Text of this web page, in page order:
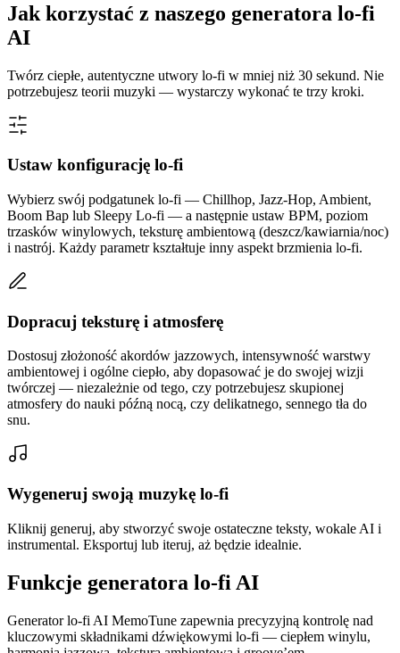
Jak korzystać z naszego generatora lo-fi
AI
Twórz ciepłe, autentyczne utwory lo-fi w mniej niż 30 sekund. Nie
potrzebujesz teorii muzyki — wystarczy wykonać te trzy kroki.
Ustaw konfigurację lo-fi
Wybierz swój podgatunek lo-fi — Chillhop, Jazz-Hop, Ambient,
Boom Bap lub Sleepy Lo-fi — a następnie ustaw BPM, poziom
trzasków winylowych, teksturę ambientową (deszcz/kawiarnia/noc)
i nastrój. Każdy parametr kształtuje inny aspekt brzmienia lo-fi.
Dopracuj teksturę i atmosferę
Dostosuj złożoność akordów jazzowych, intensywność warstwy
ambientowej i ogólne ciepło, aby dopasować je do swojej wizji
twórczej — niezależnie od tego, czy potrzebujesz skupionej
atmosfery do nauki późną nocą, czy delikatnego, sennego tła do
snu.
Wygeneruj swoją muzykę lo-fi
Kliknij generuj, aby stworzyć swoje ostateczne teksty, wokale AI i
instrumental. Eksportuj lub iteruj, aż będzie idealnie.
Funkcje generatora lo-fi AI
Generator lo-fi AI MemoTune zapewnia precyzyjną kontrolę nad
kluczowymi składnikami dźwiękowymi lo-fi — ciepłem winylu,